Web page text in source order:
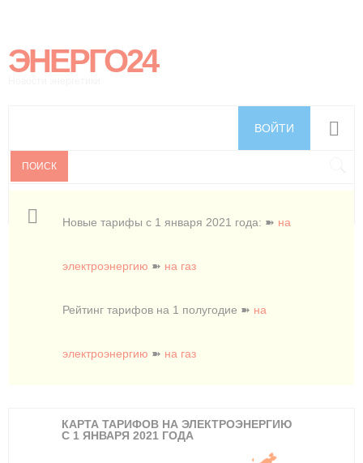
ЭНЕРГО24
ВОЙТИ
Новые тарифы с 1 января 2021 года: ➽ на
электроэнергию ➽ на газ
Рейтинг тарифов на 1 полугодие ➽ на
электроэнергию ➽ на газ
ПОИСК
КАРТА ТАРИФОВ НА ЭЛЕКТРОЭНЕРГИЮ
С 1 ЯНВАРЯ 2021 ГОДА